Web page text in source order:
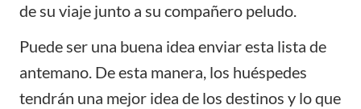
de su viaje junto a su compañero peludo.
Puede ser una buena idea enviar esta lista de
antemano. De esta manera, los huéspedes
tendrán una mejor idea de los destinos y lo que